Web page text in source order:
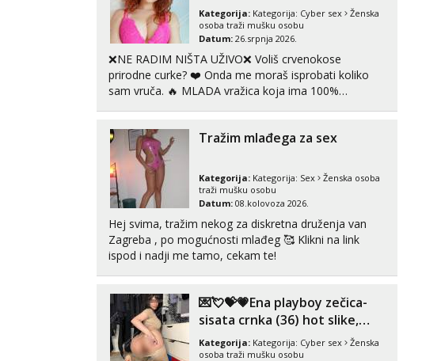
Vanesa
Razgovaram :)
Tel:064/677-677- Kod: #74
tel:0,93€ - mob:1,12€ min
Obavijesti me kada se oslobodi
Ivančica
Čekam tvoj poziv!
064/677-677
- Kod: #123
tel:0,93€ - mob:1,12€ min
Anđela
Čekam tvoj poziv!
Tel: 064/677-677- Kod: #142
ZABAVA
Kategorija: Kategorija: Cyber sex
Ženska
osoba traži mušku osobu
Datum: 26.srpnja 2026.
❌NE RADIM NIŠTA UŽIVO❌ Voliš crvenokose
prirodne curke? ❤️ Onda me moraš isprobati koliko
sam vruča.‎ ️‍🔥 MLADA vražica koja ima 100%
možeš pranaći nešto po svojoj mjeri. Sexi videa s
kolegica...
Tražim mlađega za sex
Kategorija: Kategorija: Sex
Ženska osoba
traži mušku osobu
Datum: 08.kolovoza 2026.
Hej svima, tražim nekog za diskretna druženja van
Zagreba , po mogućnosti mlađeg 🥰 Klikni na link
ispod i nadji me tamo, cekam te!
💌💘💝💗Ena playboy zečica-
sisata crnka (36) hot slike,
videa i c2c💗
Kategorija: Kategorija: Cyber sex
Ženska
osoba traži mušku osobu